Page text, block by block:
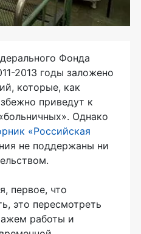
Фонда
2013 годы заложено
которые, как
приведут к
Однако
«Российская
не поддержаны ни
первое, что
это пересмотреть
работы и